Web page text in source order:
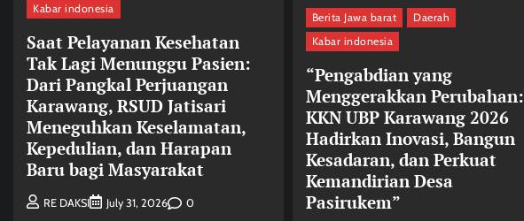
Kabar indonesia
Saat Pelayanan Kesehatan
Tak Lagi Menunggu Pasien:
Dari Pangkal Perjuangan
Karawang, RSUD Jatisari
Meneguhkan Keselamatan,
Kepedulian, dan Harapan
Baru bagi Masyarakat
RE DAKSI July 31, 2026 0
Berita Jawa barat
Daerah
Kabar indonesia
“Pengabdian yang
Menggerakkan Perubahan:
KKN UBP Karawang 2026
Hadirkan Inovasi, Bangun
Kesadaran, dan Perkuat
Kemandirian Desa
Pasirukem”